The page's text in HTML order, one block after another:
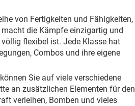
von Fertigkeiten und Fähigkeiten,
die Kämpfe einzigartig und
flexibel ist. Jede Klasse hat
Combos und ihre eigene
Sie auf viele verschiedene
an zusätzlichen Elementen für den
verleihen, Bomben und vieles